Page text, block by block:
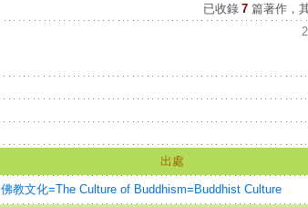
已收錄 7 篇著作，
出處
佛教文化=The Culture of Buddhism=Buddhist Culture